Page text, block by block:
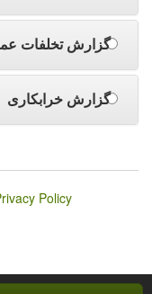
گزارش تخلفات
گزارش خرابکاری
Policy